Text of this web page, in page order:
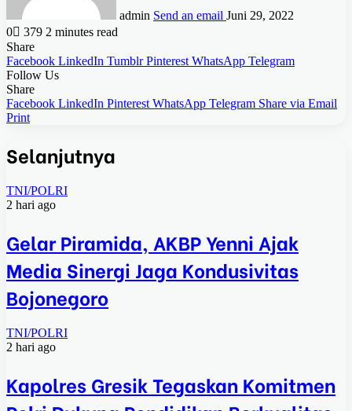
admin Send an email Juni 29, 2022
0
379 2 minutes read
Share
Facebook LinkedIn Tumblr Pinterest WhatsApp Telegram
Follow Us
Share
Facebook LinkedIn Pinterest WhatsApp Telegram Share via Email
Print
Selanjutnya
TNI/POLRI
2 hari ago
Gelar Piramida, AKBP Yenni Ajak
Media Sinergi Jaga Kondusivitas
Bojonegoro
TNI/POLRI
2 hari ago
Kapolres Gresik Tegaskan Komitmen